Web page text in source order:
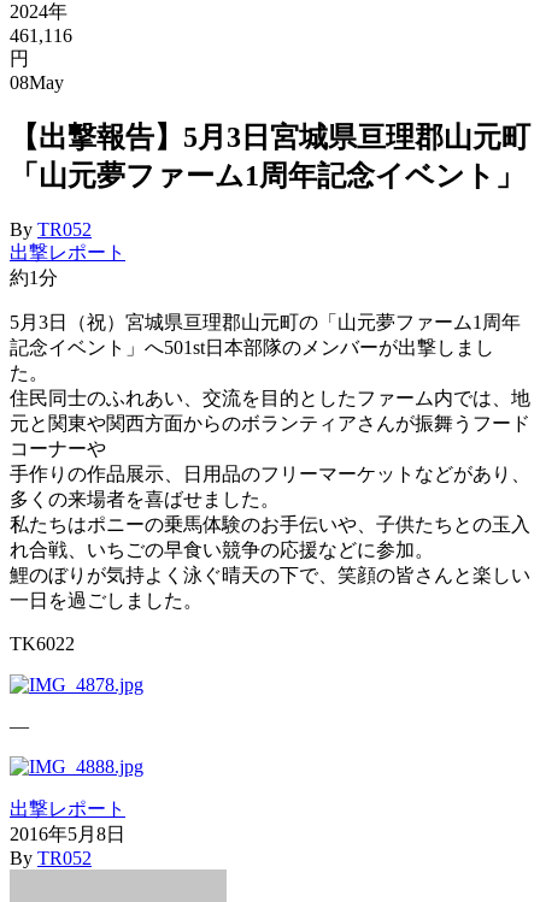
2024年
461,116
円
08May
【出撃報告】5月3日宮城県亘理郡山元町
「山元夢ファーム1周年記念イベント」
By TR052
出撃レポート
約1分
5月3日（祝）宮城県亘理郡山元町の「山元夢ファーム1周年
記念イベント」へ501st日本部隊のメンバーが出撃しまし
た。
住民同士のふれあい、交流を目的としたファーム内では、地
元と関東や関西方面からのボランティアさんが振舞うフード
コーナーや
手作りの作品展示、日用品のフリーマーケットなどがあり、
多くの来場者を喜ばせました。
私たちはポニーの乗馬体験のお手伝いや、子供たちとの玉入
れ合戦、いちごの早食い競争の応援などに参加。
鯉のぼりが気持よく泳ぐ晴天の下で、笑顔の皆さんと楽しい
一日を過ごしました。
TK6022
—
出撃レポート
2016年5月8日
By TR052